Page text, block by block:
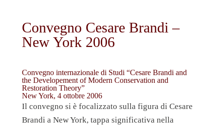
Convegno Cesare Brandi –
New York 2006
Convegno internazionale di Studi “Cesare Brandi and
the Developement of Modern Conservation and
Restoration Theory”
New York, 4 ottobre 2006
Il convegno si è focalizzato sulla figura di Cesare
Brandi a New York, tappa significativa nella